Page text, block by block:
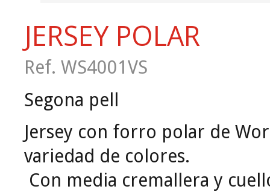
JERSEY POLAR
Ref. WS4001VS
Segona pell
Jersey con forro polar de
variedad de colores.
Con media cremallera y